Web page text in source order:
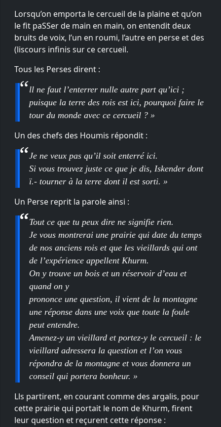
Lorsqu’on emporta le cercueil de la plaine et qu’on
le fit paSSer de main en main, on entendit deux
bruits de voix, l’un en roumi, l’autre en perse et des
(liscours infinis sur ce cercueil.
Tous les Perses dirent :
ll ne faut l’enterrer nulle autre part qu’ici ;
puisque la terre des rois est ici, pourquoi faire le
tour du monde avec ce cercueil ? »
Un des chefs des Houmis répondit :
Je ne veux pas qu’il soit enterré ici.
Si vous trouvez juste ce que je dis, Iskender dont
ï.- tourner à la terre dont il est sorti. »
Un Perse reprit la parole ainsi :
Tout ce que tu peux dire ne signifie rien.
Je vous montrerai une prairie qui date du temps
de nos anciens rois et que les vieillards qui ont
de l’expérience appellent Khurm.
On y trouve un bois et un réservoir d’eau et
quand on y
prononce une question, il vient de la montagne
une réponse dans une voix que toute la foule
peut entendre.
Amenez-y un vieillard et portez-y le cercueil : le
vieillard adressera la question et l’on vous
répondra de la montagne et vous donnera un
conseil qui portera bonheur. »
Lls partirent, en courant comme des argalis, pour
cette prairie qui portait le nom de Khurm, firent
leur question et reçurent cette réponse :